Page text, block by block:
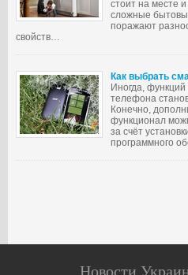
стоит на месте и
сложные
поражают
свойств…
Как выбрать
Иногда, функций
телефона
Конечно,
функционал
за счёт
программного
Новости